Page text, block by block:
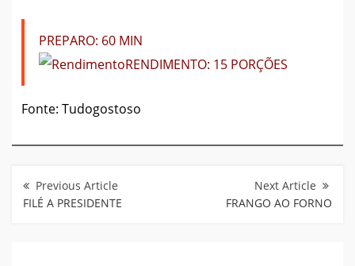
PREPARO: 60 MIN
RENDIMENTO: 15 PORÇÕES
Fonte: Tudogostoso
de
Post
FILÉ A PRESIDENTE FRANGO AO FORNO